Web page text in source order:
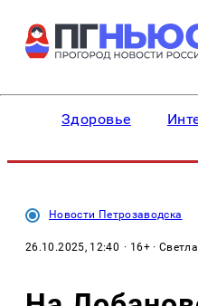
Здоровье
Новости Петрозаводска
26.10.2025, 12:40 · 16+ ·